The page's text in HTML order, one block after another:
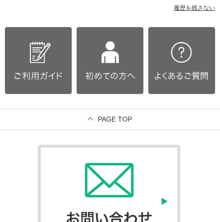
履歴を残さない
PAGE TOP